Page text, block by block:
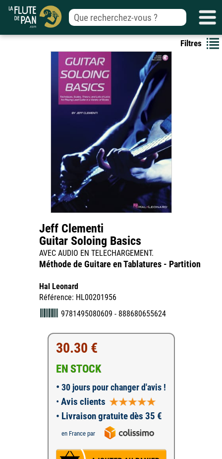
Filtres
Jeff Clementi
Guitar Soloing Basics
AVEC AUDIO EN TELECHARGEMENT.
Méthode de Guitare en Tablatures - Partition
Hal Leonard
Référence: HL00201956
9781495080609 - 888680655624
30.30 €
EN STOCK
• 30 jours pour changer d'avis !
• Avis clients
• Livraison gratuite dès 35 €
en France par